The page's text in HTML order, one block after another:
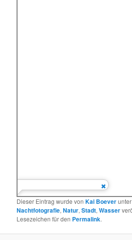
Dieser Eintrag wurde vonKai Boeverunter
Nachtfotografie,Natur,Stadt,Wasser
Lesezeichen für den Permalink.